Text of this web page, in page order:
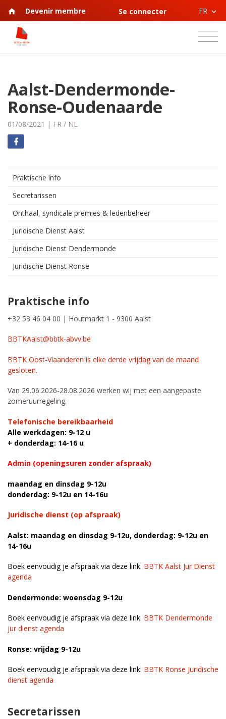
Devenir membre Se connecter FR
Aalst-Dendermonde-
Ronse-Oudenaarde
01/08/2021 | FR / NL
Praktische info
Secretarissen
Onthaal, syndicale premies & ledenbeheer
Juridische Dienst Aalst
Juridische Dienst Dendermonde
Juridische Dienst Ronse
Praktische info
+32 53 46 04 00 | Houtmarkt 1 - 9300 Aalst
BBTKAalst@bbtk-abvv.be
BBTK Oost-Vlaanderen is elke derde vrijdag van de maand
gesloten.
Van 29.06.2026-28.08.2026 werken wij met een aangepaste
zomeruurregeling.
Telefonische bereikbaarheid
Alle werkdagen: 9-12 u
+ donderdag: 14-16 u
Admin (openingsuren zonder afspraak)
maandag en dinsdag 9-12u
donderdag: 9-12u en 14-16u
Juridische dienst (op afspraak)
Aalst: maandag en dinsdag 9-12u, donderdag: 9-12u en
14-16u
Boek eenvoudig je afspraak via deze link: BBTK Aalst Jur Dienst
agenda
Dendermonde: woensdag 9-12u
Boek eenvoudig je afspraak via deze link: BBTK Dendermonde
jur dienst agenda
Ronse: vrijdag 9-12u
Boek eenvoudig je afspraak via deze link: BBTK Ronse Juridische
dienst agenda
Secretarissen